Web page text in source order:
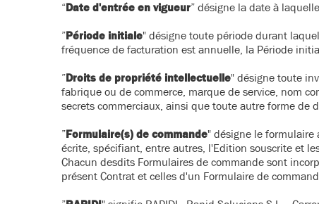
“Date d'entrée en vigueur” désigne la date à
”Période initiale" désigne toute période durant
fréquence de facturation est annuelle, la Période
”Droits de propriété intellectuelle" désigne toute
fabrique ou de commerce, marque de service, nom
secrets commerciaux, ainsi que toute autre forme
”Formulaire(s) de commande" désigne le formulaire
écrite, spécifiant, entre autres, l'Edition souscrite et
Chacun desdits Formulaires de commande sont
présent Contrat et celles d'un Formulaire de